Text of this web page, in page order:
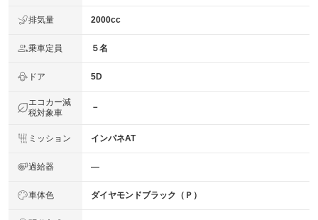
排気量 2000cc
乗車定員 ５名
ドア 5D
エコカー減
税対象車
－
ミッション インパネAT
過給器 ―
車体色 ダイヤモンドブラック（Ｐ）